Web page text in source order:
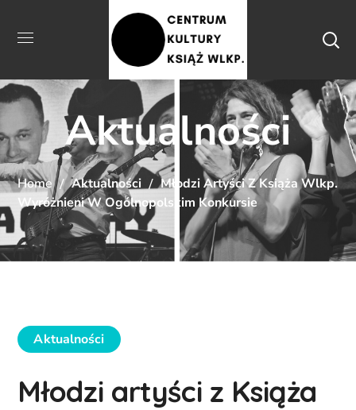
Aktualności
Home Aktualności
Młodzi Artyści Z Książa Wlkp.
Wyróżnieni W Ogólnopolskim Konkursie
Aktualności
Młodzi artyści z Książa